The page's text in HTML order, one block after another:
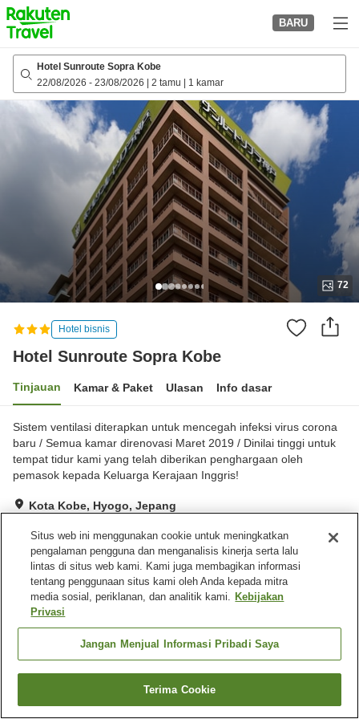
to
top
page
BARU
Hotel Sunroute Sopra Kobe
22/08/2026 - 23/08/2026 2 tamu 1 kamar
72
Hotel bisnis
Hotel Sunroute Sopra Kobe
Tinjauan Kamar & Paket Ulasan Info dasar
Sistem ventilasi diterapkan untuk mencegah infeksi virus corona
baru / Semua kamar direnovasi Maret 2019 / Dinilai tinggi untuk
tempat tidur kami yang telah diberikan penghargaan oleh
pemasok kepada Keluarga Kerajaan Inggris!
Kota Kobe, Hyogo, Jepang
Sangat baik Ulasan:393
Fasilitas properti
Tempat parkir
Beranda Jepang Hyogo
Kota Kobe
Cari kamar
Situs web ini menggunakan cookie untuk meningkatkan
pengalaman pengguna dan menganalisis kinerja serta lalu
lintas di situs web kami. Kami juga membagikan informasi
tentang penggunaan situs kami oleh Anda kepada mitra
media sosial, periklanan, dan analitik kami. Kebijakan
Privasi
Jangan Menjual Informasi Pribadi Saya
Terima Cookie